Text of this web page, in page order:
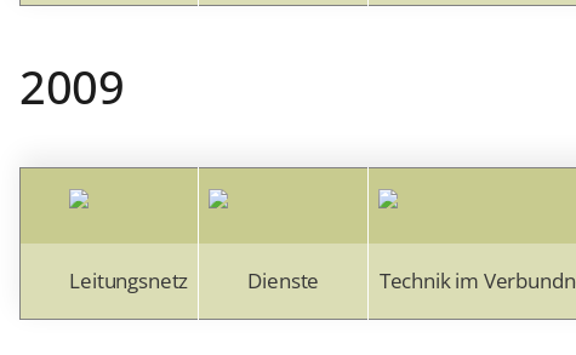
2009
Leitungsnetz Dienste Technik im